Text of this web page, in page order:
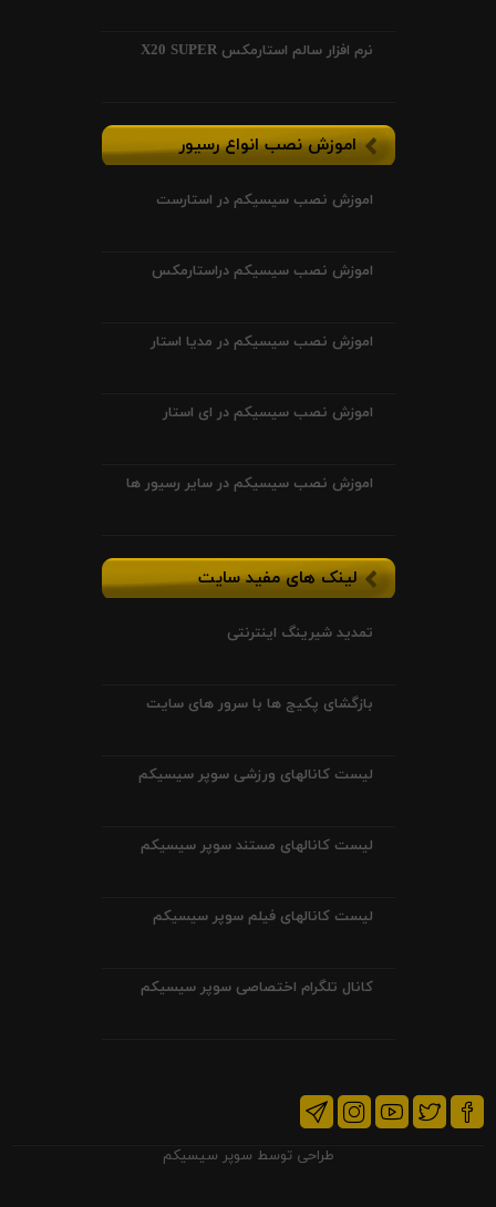
نرم افزار سالم استارمکس X20 SUPER
اموزش نصب انواع رسیور
اموزش نصب سیسیکم در استارست
اموزش نصب سیسیکم دراستارمکس
اموزش نصب سیسیکم در مدیا استار
اموزش نصب سیسیکم در ای استار
اموزش نصب سیسیکم در سایر رسیور ها
لینک های مفید سایت
تمدید شیرینگ اینترنتی
بازگشای پکیج ها با سرور های سایت
لیست کانالهای ورزشی سوپر سیسیکم
لیست کانالهای مستند سوپر سیسیکم
لیست کانالهای فیلم سوپر سیسیکم
کانال تلگرام اختصاصی سوپر سیسیکم
طراحی توسط سوپر سیسیکم